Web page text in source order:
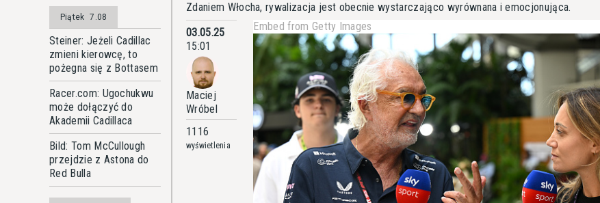
Piątek 7.08
Steiner: Jeżeli Cadillac
zmieni kierowcę, to
pożegna się z Bottasem
Racer.com: Ugochukwu
może dołączyć do
Akademii Cadillaca
Bild: Tom McCullough
przejdzie z Astona do
Red Bulla
Zdaniem Włocha, rywalizacja jest obecnie wystarczająco wyrównana i emocjonująca.
03.05.25
15:01
Maciej
Wróbel
1116
wyświetlenia
Embed from Getty Images